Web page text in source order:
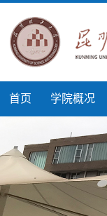
首页 学院概况